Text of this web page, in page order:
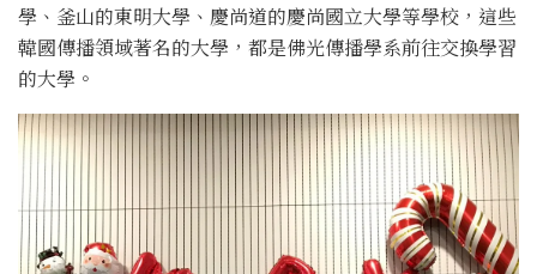
學、釜山的東明大學、慶尚道的慶尚國立大學等學校，這些
韓國傳播領域著名的大學，都是佛光傳播學系前往交換學習
的大學。